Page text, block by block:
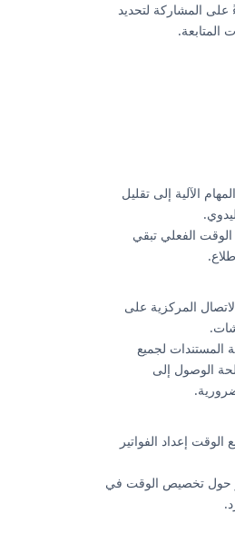
على المشاركة لتحديد
المتابعة.
الآلية إلى تقليل
الفعلي تبقي
المركزية على
لجميع
الوصول إلى
الوقت إعداد الفواتير
حول تخصيص الوقت في